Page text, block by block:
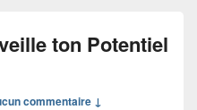
ton Potentiel
commentaire ↓